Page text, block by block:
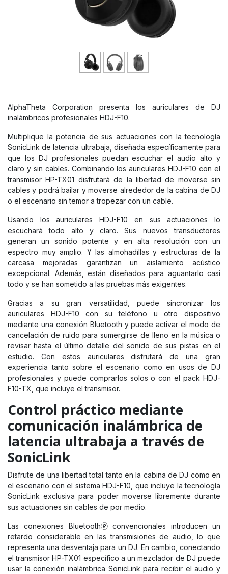
AlphaTheta Corporation presenta los auriculares de DJ
inalámbricos profesionales HDJ-F10.
Multiplique la potencia de sus actuaciones con la tecnología
SonicLink de latencia ultrabaja, diseñada específicamente para
que los DJ profesionales puedan escuchar el audio alto y
claro y sin cables. Combinando los auriculares HDJ-F10 con el
transmisorHP-TX01 disfrutará de la libertad de moverse sin
cables y podrá bailar y moverse alrededor de la cabina de DJ
o el escenario sin temor a tropezar con un cable.
Usando los auriculares HDJ-F10 en sus actuaciones lo
escuchará todo alto y claro. Sus nuevos transductores
generan un sonido potente y en alta resolución con un
espectro muy amplio. Y las almohadillas y estructuras de la
carcasa mejoradas garantizan un aislamiento acústico
excepcional. Además, están diseñados para aguantarlo casi
todo y se han sometido a las pruebas más exigentes.
Gracias a su gran versatilidad, puede sincronizar los
auriculares HDJ-F10 con su teléfono u otro dispositivo
mediante una conexión Bluetooth y puede activar el modo de
cancelación de ruido para sumergirse de lleno en la música o
revisar hasta el último detalle del sonido de sus pistas en el
estudio. Con estos auriculares disfrutará de una gran
experiencia tanto sobre el escenario como en usos de DJ
profesionales y puede comprarlos solos o con el pack HDJ-
F10-TX , que incluye el transmisor.
Control práctico mediante
comunicación inalámbrica de
latencia ultrabaja a través de
SonicLink
Disfrute de una libertad total tanto en la cabina de DJ como en
el escenario con el sistema HDJ-F10, que incluye la tecnología
SonicLink exclusiva para poder moverse libremente durante
sus actuaciones sin cables de por medio.
Las conexiones Bluetooth🄬 convencionales introducen un
retardo considerable en las transmisiones de audio, lo que
representa una desventaja para un DJ. En cambio, conectando
el transmisor HP-TX01 específico a un mezclador de DJ puede
usar la conexión inalámbrica SonicLink para recibir el audio y